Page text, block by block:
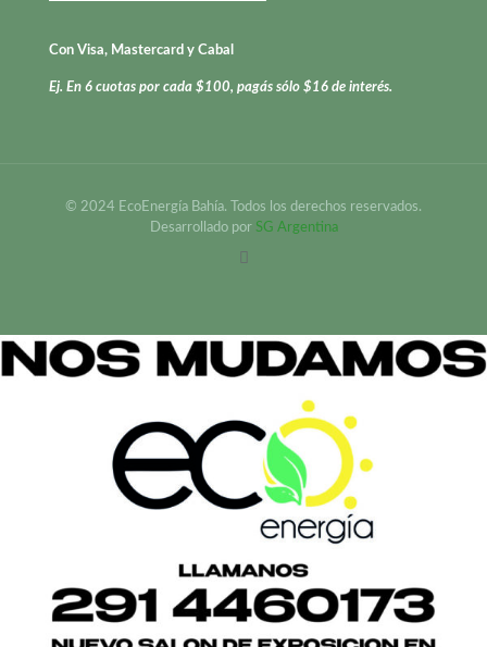
Con Visa, Mastercard y Cabal
Ej. En 6 cuotas por cada $100, pagás sólo $16 de interés.
© 2024 EcoEnergía Bahía. Todos los derechos reservados.
Desarrollado por SG Argentina